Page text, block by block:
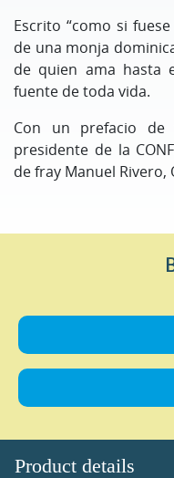
Escrito “como si
de una monja
de quien ama hasta
fuente de toda vida.
Con un prefacio de
presidente de la
de fray Manuel Rivero,
Product details